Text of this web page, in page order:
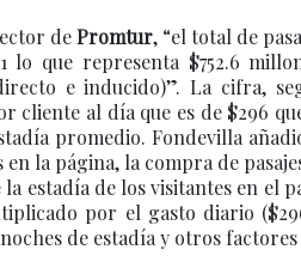
dePromtur, “el total de
lo que representa $752.6
e inducido)”. La cifra,
cliente al día que es de $296
promedio. Fondevilla
en la página, la compra de
estadía de los visitantes en el
por el gasto diario
de estadía y otros